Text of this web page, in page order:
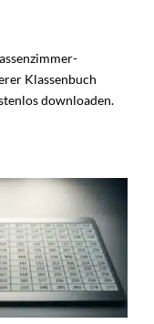
Klassenbuch
downloaden.